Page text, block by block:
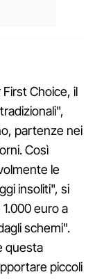
Choice, il
partenze nei
Così
le
insoliti", si
euro a
schemi".
questa
piccoli